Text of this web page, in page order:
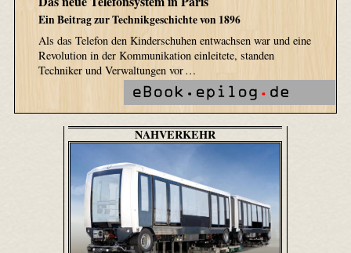
Ein Beitrag zur Technikgeschichte von 1896
Als das Telefon den Kinderschuhen entwachsen war und eine
Revolution in der Kommunikation einleitete, standen
Techniker und Verwaltungen vor …
NAHVERKEHR